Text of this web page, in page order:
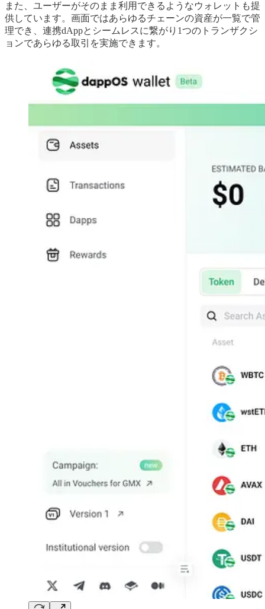
また、ユーザーがそのまま利用できるようなウォレットも提
供しています。画面ではあらゆるチェーンの資産が一覧で管
理でき、連携dAppとシームレスに繋がり1つのトランザクシ
ョンであらゆる取引を実施できます。